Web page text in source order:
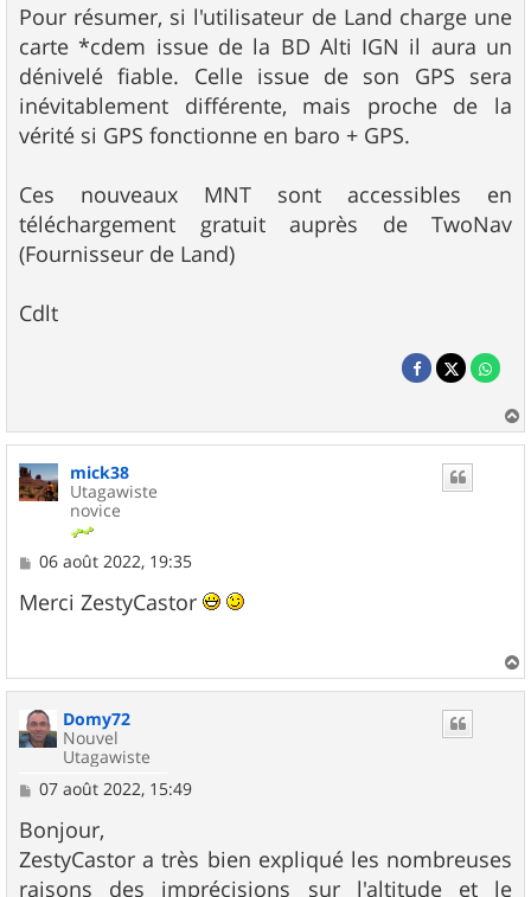
Pour résumer, si l'utilisateur de Land charge une
carte *cdem issue de la BD Alti IGN il aura un
dénivelé fiable. Celle issue de son GPS sera
inévitablement différente, mais proche de la
vérité si GPS fonctionne en baro + GPS.
Ces nouveaux MNT sont accessibles en
téléchargement gratuit auprès de TwoNav
(Fournisseur de Land)
Cdlt
a
mick38
Utagawiste
novice
M
s
s
e
06 août 2022, 19:35
Merci ZestyCastor
a
Domy72
Nouvel
Utagawiste
M
s
s
a
g
07 août 2022, 15:49
Bonjour,
ZestyCastor a très bien expliqué les nombreuses
raisons des imprécisions sur l'altitude et le